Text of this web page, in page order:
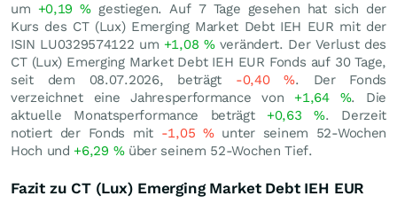
um +0,19%gestiegen. Auf 7 Tage gesehen hat sich der
Kurs des CT (Lux) Emerging Market Debt IEH EUR mit der
ISIN LU0329574122 um +1,08 %verändert. Der Verlust des
CT (Lux) Emerging Market Debt IEH EUR Fonds auf 30 Tage,
seit dem 08.07.2026, beträgt -0,40%. Der Fonds
verzeichnet eine Jahresperformance von +1,64 %. Die
aktuelle Monatsperformance beträgt +0,63%. Derzeit
notiert der Fonds mit -1,05 %unter seinem 52-Wochen
Hoch und +6,29 %über seinem 52-Wochen Tief.
Fazit zu CT (Lux) Emerging Market Debt IEH EUR